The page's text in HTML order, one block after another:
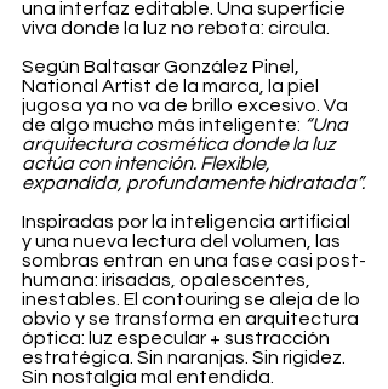
una interfaz editable. Una superficie
viva donde la luz no rebota: circula.
Según Baltasar González Pinel,
National Artist de la marca, la piel
jugosa ya no va de brillo excesivo. Va
de algo mucho más inteligente: “Una
arquitectura cosmética donde la luz
actúa con intención. Flexible,
expandida, profundamente hidratada”.
Inspiradas por la inteligencia artificial
y una nueva lectura del volumen, las
sombras entran en una fase casi post-
humana: irisadas, opalescentes,
inestables. El contouring se aleja de lo
obvio y se transforma en arquitectura
óptica: luz especular + sustracción
estratégica. Sin naranjas. Sin rigidez.
Sin nostalgia mal entendida.